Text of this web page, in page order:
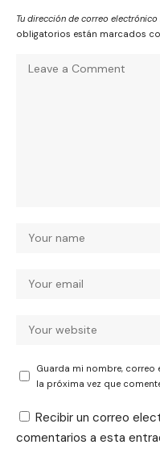
Tu dirección de correo electrónico
obligatorios están marcados
Guarda mi nombre, correo
la próxima vez que
Recibir un correo
comentarios a esta